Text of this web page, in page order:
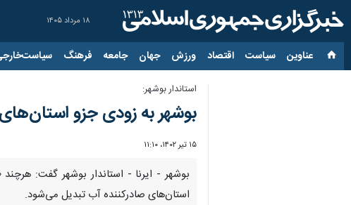
۱۸ مرداد ۱۴۰۵
عناوین‌ سیاست اقتصاد ورزش جهان جامعه فرهنگ
استاندار بوشهر:
بوشهر به زودی جزو
۱۵ تیر ۱۴۰۲، ۱۱:۱۰
استان‌های صادرکننده آب تبدیل می‌شود.